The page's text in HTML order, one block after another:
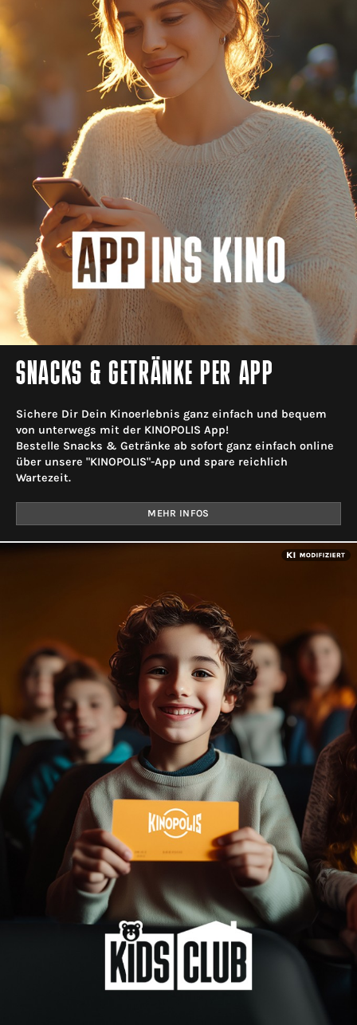
SNACKS & GETRÄNKE PER APP
Sichere Dir Dein Kinoerlebnis ganz einfach und bequem
von unterwegs mit der KINOPOLIS App!
Bestelle Snacks & Getränke ab sofort ganz einfach online
über unsere "KINOPOLIS"-App und spare reichlich
Wartezeit.
MEHR INFOS